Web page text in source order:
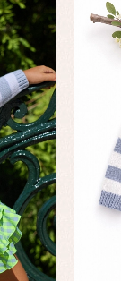
de bautizo